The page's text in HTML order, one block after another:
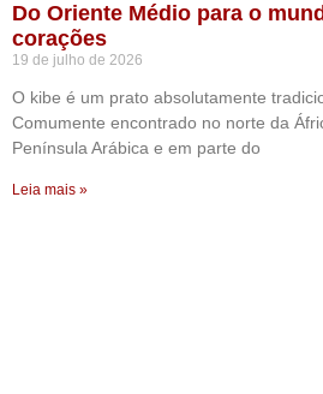
Do Oriente Médio para o
corações
19 de julho de 2026
O kibe é um prato absolutamente
Comumente encontrado no norte da
Península Arábica e em parte do
Leia mais »